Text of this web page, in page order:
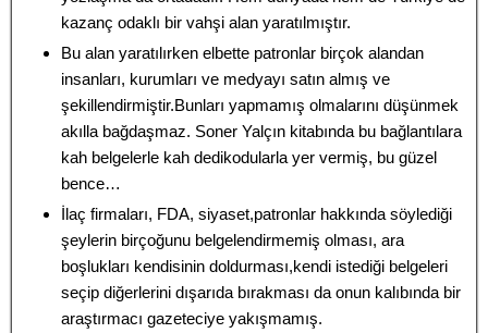
kazanç odaklı bir vahşi alan yaratılmıştır.
Bu alan yaratılırken elbette patronlar birçok alandan
insanları, kurumları ve medyayı satın almış ve
şekillendirmiştir.Bunları yapmamış olmalarını düşünmek
akılla bağdaşmaz. Soner Yalçın kitabında bu bağlantılara
kah belgelerle kah dedikodularla yer vermiş, bu güzel
bence…
İlaç firmaları, FDA, siyaset,patronlar hakkında söylediği
şeylerin birçoğunu belgelendirmemiş olması, ara
boşlukları kendisinin doldurması,kendi istediği belgeleri
seçip diğerlerini dışarıda bırakması da onun kalıbında bir
araştırmacı gazeteciye yakışmamış.